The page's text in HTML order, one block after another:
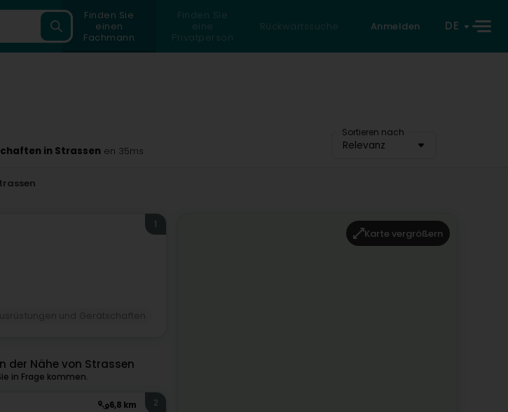
Finden Sie
einen
Fachmann
Finden Sie
eine
Privatperson
Rückwärtssuche Anmelden DE
Sortieren nach
Relevanz
in Strassen en 35ms
1
Nähe von Strassen
in Frage kommen.
6,8 km 2
Karte vergrößern